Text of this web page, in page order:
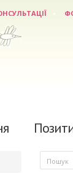
Пошук